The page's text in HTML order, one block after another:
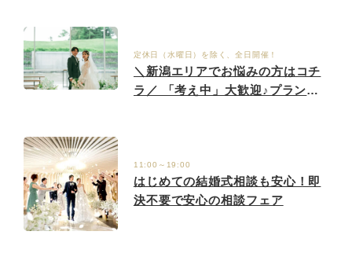
定休日（水曜日）を除く、全日開催！
＼新潟エリアでお悩みの方はコチ
ラ／ 「考え中」大歓迎♪プランナ
11:00～19:00
はじめての結婚式相談も安心！即
決不要で安心の相談フェア